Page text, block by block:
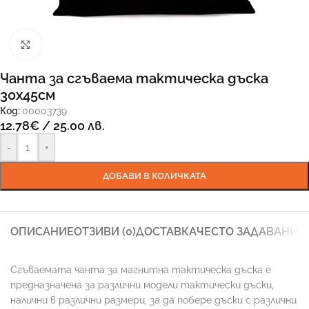
Чанта за сгъваема тактическа дъска
30х45см
Код: 00003739
12.78€ / 25.00 лв.
- +
ДОБАВИ В КОЛИЧКАТА
ОПИСАНИЕОТЗИВИ (0)ДОСТАВКАЧЕСТО ЗАДАВАНИ
Сгъваемата чанта за магнитна тактическа дъска е
предназначена за различни модели тактически дъски,
налични в различни размери, за да побере дъски с различни